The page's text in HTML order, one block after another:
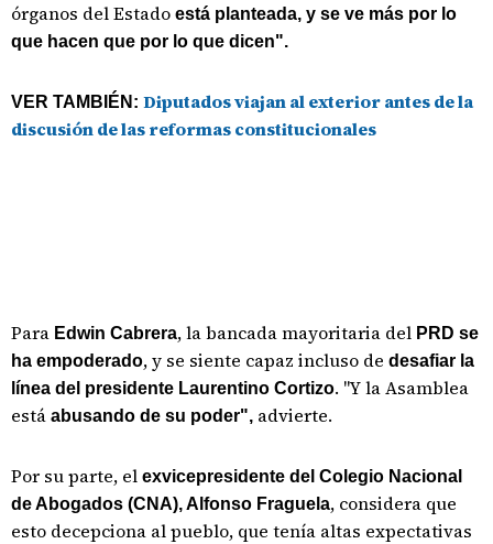
órganos del Estado está planteada, y se ve más por lo
que hacen que por lo que dicen".
VER TAMBIÉN: Diputados viajan al exterior antes de la
discusión de las reformas constitucionales
Para Edwin Cabrera, la bancada mayoritaria del PRD se
ha empoderado, y se siente capaz incluso de desafiar la
línea del presidente Laurentino Cortizo. "Y la Asamblea
está abusando de su poder", advierte.
Por su parte, el exvicepresidente del Colegio Nacional
de Abogados (CNA), Alfonso Fraguela, considera que
esto decepciona al pueblo, que tenía altas expectativas